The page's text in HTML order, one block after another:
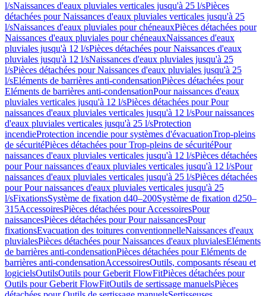
l/sNaissances d'eaux pluviales verticales jusqu'à 25 l/sPièces
détachées pour Naissances d'eaux pluviales verticales jusqu'à 25
l/sNaissances d'eaux pluviales pour chéneauxPièces détachées pour
Naissances d'eaux pluviales pour chéneauxNaissances d'eaux
pluviales jusqu'à 12 l/sPièces détachées pour Naissances d'eaux
pluviales jusqu'à 12 l/sNaissances d'eaux pluviales jusqu'à 25
l/sPièces détachées pour Naissances d'eaux pluviales jusqu'à 25
l/sEléments de barrières anti-condensationPièces détachées pour
Eléments de barrières anti-condensationPour naissances d'eaux
pluviales verticales jusqu'à 12 l/sPièces détachées pour Pour
naissances d'eaux pluviales verticales jusqu'à 12 l/sPour naissances
d'eaux pluviales verticales jusqu'à 25 l/sProtection
incendieProtection incendie pour systèmes d'évacuationTrop-pleins
de sécuritéPièces détachées pour Trop-pleins de sécuritéPour
naissances d'eaux pluviales verticales jusqu'à 12 l/sPièces détachées
pour Pour naissances d'eaux pluviales verticales jusqu'à 12 l/sPour
naissances d'eaux pluviales verticales jusqu'à 25 l/sPièces détachées
pour Pour naissances d'eaux pluviales verticales jusqu'à 25
l/sFixationsSystème de fixation d40–200Système de fixation d250–
315AccessoiresPièces détachées pour AccessoiresPour
naissancesPièces détachées pour Pour naissancesPour
fixationsEvacuation des toitures conventionnelleNaissances d'eaux
pluvialesPièces détachées pour Naissances d'eaux pluvialesEléments
de barrières anti-condensationPièces détachées pour Eléments de
barrières anti-condensationAccessoiresOutils, composants réseau et
logicielsOutilsOutils pour Geberit FlowFitPièces détachées pour
Outils pour Geberit FlowFitOutils de sertissage manuelsPièces